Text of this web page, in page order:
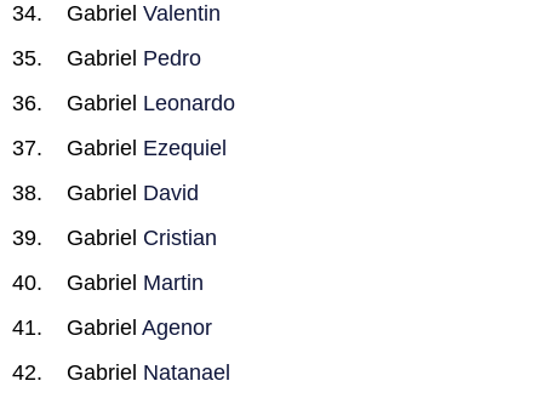
Gabriel Valentin
Gabriel Pedro
Gabriel Leonardo
Gabriel Ezequiel
Gabriel David
Gabriel Cristian
Gabriel Martin
Gabriel Agenor
Gabriel Natanael